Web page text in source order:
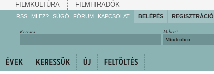
FILMKULTÚRA FILMHIRADÓK
RSS MI EZ? SÚGÓ
Gyarapítsa!
FÓRUM KAPCSOLAT BELÉPÉS REGISZTRÁCIÓ
Miben?
Mindenben
Keresés: